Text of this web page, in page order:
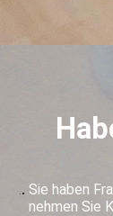
Sie haben
nehmen Sie